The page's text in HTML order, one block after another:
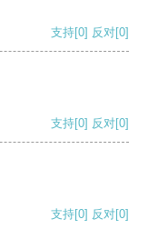
支持[0] 反对[0]
支持[0] 反对[0]
支持[0] 反对[0]